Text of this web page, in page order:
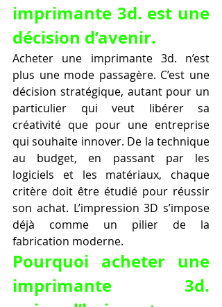
imprimante 3d. est une
décision d’avenir.
Acheter une imprimante 3d. n’est
plus une mode passagère. C’est une
décision stratégique, autant pour un
particulier qui veut libérer sa
créativité que pour une entreprise
qui souhaite innover. De la technique
au budget, en passant par les
logiciels et les matériaux, chaque
critère doit être étudié pour réussir
son achat. L’impression 3D s’impose
déjà comme un pilier de la
fabrication moderne.
Pourquoi acheter une
imprimante 3d.